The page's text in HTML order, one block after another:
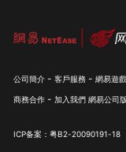
公司簡介 - 客戶服務 - 網易遊
商務合作 - 加入我們 網易公司
ICP备案：粤B2-20090191-18